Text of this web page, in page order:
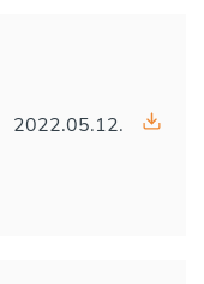
2022.05.12.